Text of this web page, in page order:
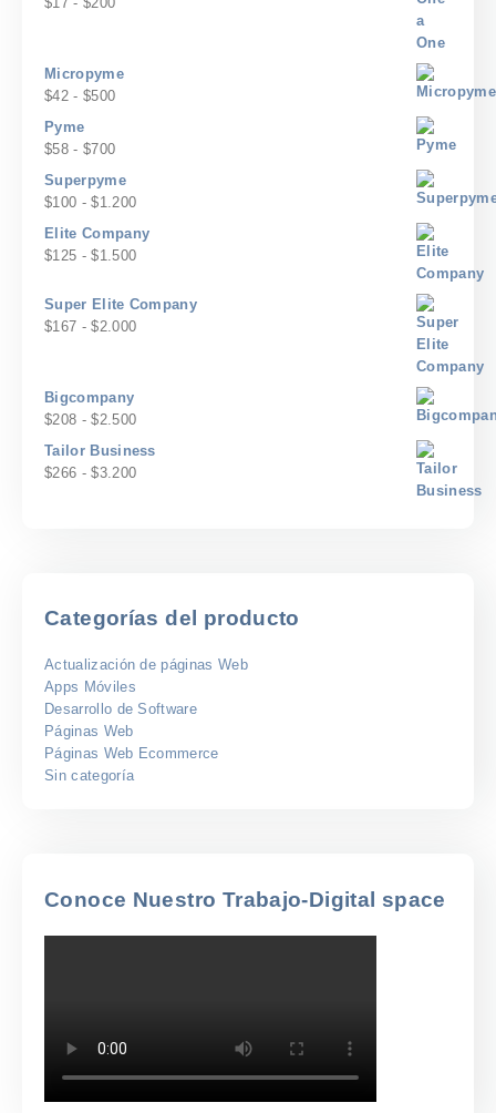
desde
$17
Micropyme
$42 - $500Rango
$42
hasta
$500
Pyme
$58 - $700Rango
$58
hasta
Superpyme
$100 - $1.200Rango
precios:
hasta
$1.200
Elite Company
$125 - $1.500Rango
precios:
desde
Super Elite Company
$167 - $2.000Rango
$167
$2.000
Bigcompany
$208 - $2.500Rango
Tailor Business
$266 - $3.200Rango
Categorías del producto
Actualización de páginas Web
Apps Móviles
Desarrollo de Software
Páginas Web
Páginas Web Ecommerce
Sin categoría
Conoce Nuestro Trabajo-Digital space